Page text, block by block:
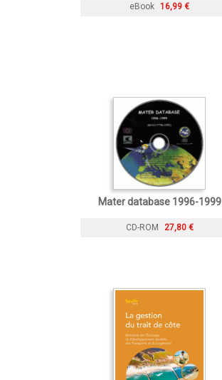
eBook 16,99 €
Mater database 1996-1999
CD-ROM 27,80 €